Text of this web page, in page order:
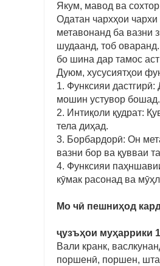
Якум, мавод ва сохтор
Одатан чархҳои
метавонанд ба вазни
шудаанд, тоб
бо шина дар тамос
Дуюм, хусусиятҳои
1. Функсияи
мошин устувор бошад.
2. Интиқоли қудрат:
тела диҳад.
3. Борбардорӣ: Он
вазни бор ва қувваи
4. Функсияи
кӯмак расонад ва
Мо чӣ пешниҳод
ҷузъҳои муҳаррики
Вали кранк,
поршенӣ, поршен,